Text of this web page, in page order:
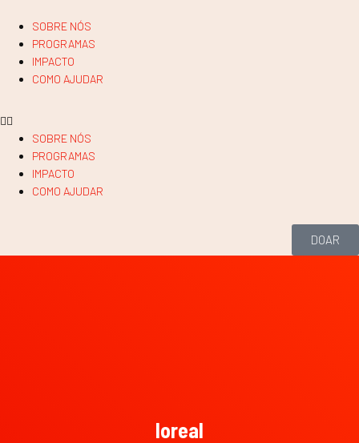
SOBRE NÓS
PROGRAMAS
IMPACTO
COMO AJUDAR
SOBRE NÓS
PROGRAMAS
IMPACTO
COMO AJUDAR
DOAR
loreal